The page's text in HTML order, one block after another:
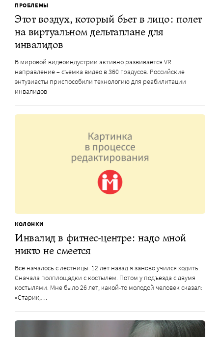
ПРОБЛЕМЫ
Этот воздух, который бьет в лицо: полет
на виртуальном дельтаплане для
инвалидов
В мировой видеоиндустрии активно развивается VR
направление – съемка видео в 360 градусов. Российские
энтузиасты приспособили технологию для реабилитации
инвалидов
КОЛОНКИ
Инвалид в фитнес-центре: надо мной
никто не смеется
Все началось с лестницы. 12 лет назад я заново учился ходить.
Сначала полплощадки с костылем. Потом у подъезда с двумя
костылями. Мне было 26 лет, какой-то молодой человек сказал:
«Старик,…